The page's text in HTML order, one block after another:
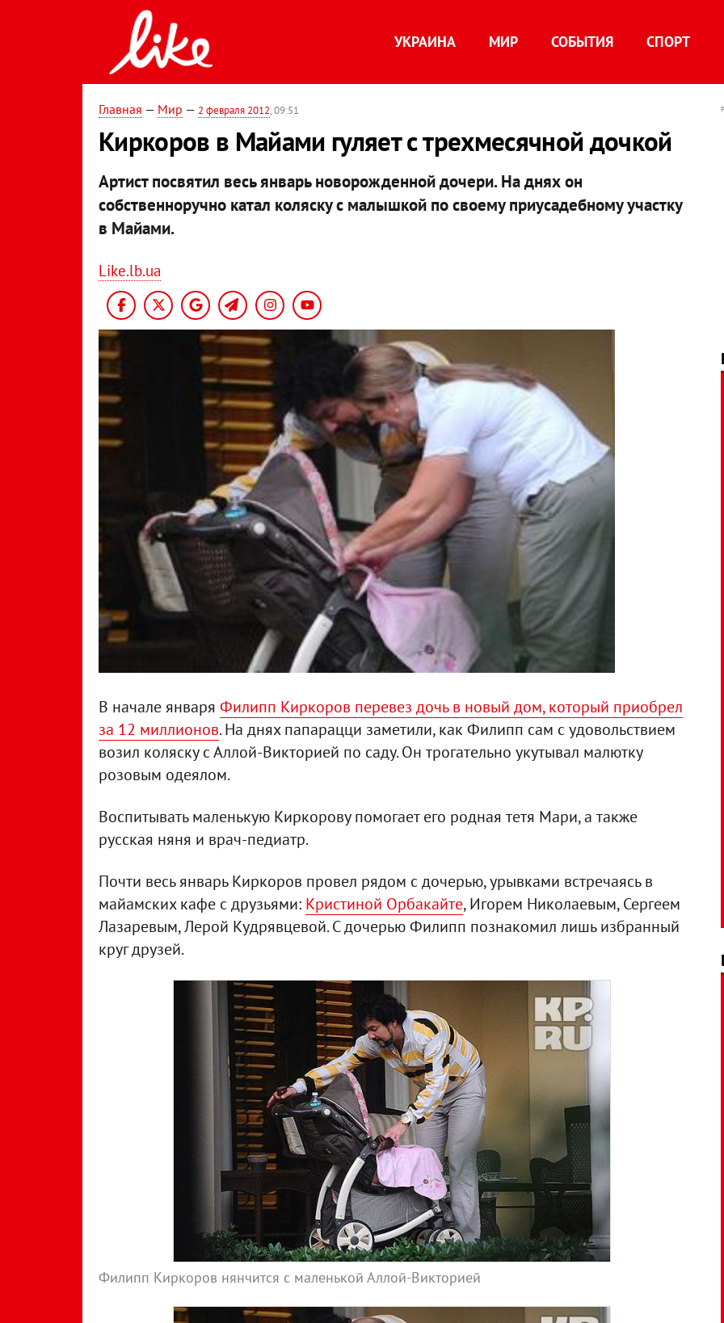
УКРАИНА МИР СОБЫТИЯ СПОРТ
Главная — Мир — 2 февраля 2012, 09:51
Киркоров в Майами гуляет с трехмесячной дочкой
Артист посвятил весь январь новорожденной дочери. На днях он
собственноручно катал коляску с малышкой по своему приусадебному участку
в Майами.
Like.lb.ua
В начале января Филипп Киркоров перевез дочь в новый дом, который приобрел
за 12 миллионов. На днях папарацци заметили, как Филипп сам с удовольствием
возил коляску с Аллой-Викторией по саду. Он трогательно укутывал малютку
розовым одеялом.
Воспитывать маленькую Киркорову помогает его родная тетя Мари, а также
русская няня и врач-педиатр.
Почти весь январь Киркоров провел рядом с дочерью, урывками встречаясь в
майамских кафе с друзьями: Кристиной Орбакайте, Игорем Николаевым, Сергеем
Лазаревым, Лерой Кудрявцевой. С дочерью Филипп познакомил лишь избранный
круг друзей.
Филипп Киркоров нянчится с маленькой Аллой-Викторией